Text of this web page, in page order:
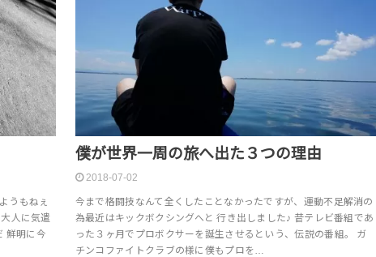
うもねぇ
人に気遣
鮮明に今
僕が世界一周の旅へ出た３つの理由
2018-07-02
今まで格闘技なんて全くしたことなかったですが、運動不足解消の
為最近はキックボクシングへと 行き出しました♪ 昔テレビ番組であ
った３ヶ月でプロボクサーを誕生させるという、伝説の番組。 ガ
チンコファイトクラブの様に僕もプロを…